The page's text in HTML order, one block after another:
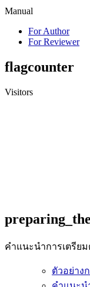
Manual
For Author
For Reviewer
flagcounter
Visitors
คำแนะนำการเตรีย
ตัวอย่าง